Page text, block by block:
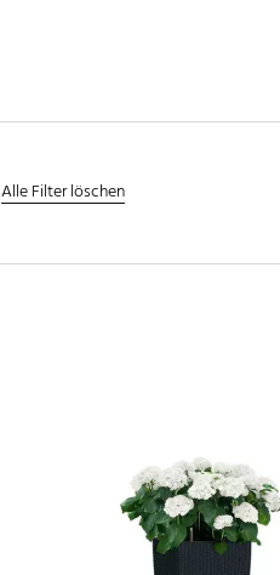
Alle Filter löschen